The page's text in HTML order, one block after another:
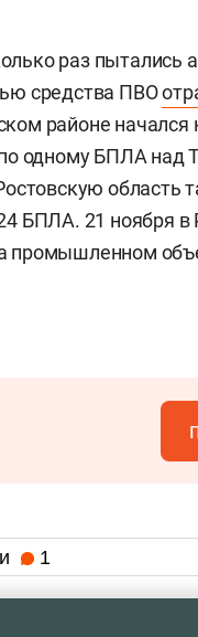
раз пытались
средства ПВО
районе
одному БПЛА над
область
БПЛА. 21 ноября в
промышленном
1